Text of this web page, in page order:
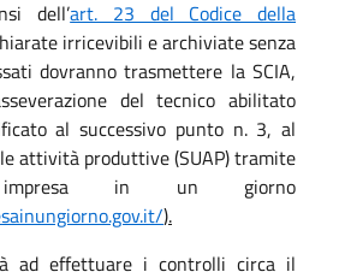
dell’art. 23 del Codice della
irricevibili e archiviate senza
dovranno trasmettere la SCIA,
del tecnico abilitato
al successivo punto n. 3, al
attività produttive (SUAP) tramite
in un giorno
).
ad effettuare i controlli circa il